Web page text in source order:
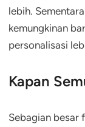
lebih.
kemungkinan
personalisasi
Kapan
Sebagian besar